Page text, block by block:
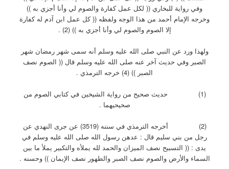
وفي رواية للبخاري (( لكل عمل كفارة والصوم لي وأنا أجزي به ))
وخرجه الإمام أحمد من هذا الوجه ولفظه (( كل عمل ابن آدم له كفارة
إلا الصوم والصوم لي وأنا أجزي به )) (2) .
ولهذا ورد عن النبي صلى الله عليه وسلم أنه سمى شهر رمضان شهر
الصبر وفي حديث آخر عنه صلى الله عليه وسلم قال (( الصوم نصف
الصبر )) (4) خرجه الترمذي .
(1) حديث صحيح من رواية الشيخين في كتابي الصوم من
صحيحيهما .
(2) أخرجه الترمذي في سننه (3519) عن جرى النهدي عن
رجل من بني سليم قال : عدهن رسول الله صلى الله عليه وسلم في
يدى : (( التسبيح نصف الميزان والحمد لله يملأه والتكبير يملأ ما بين
السماء والأرض والصوم نصف الصبر والطهور نصف الإيمان )) وحسنه .